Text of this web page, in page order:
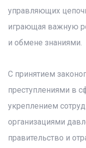
управляющих
играющая важную
и обмене знаниями.
С принятием
преступлениями в
укреплением
организациями
правительство и